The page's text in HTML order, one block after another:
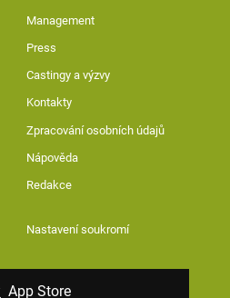
Management
Press
Castingy a výzvy
Kontakty
Zpracování osobních údajů
Nápověda
Redakce
Nastavení soukromí
App Store